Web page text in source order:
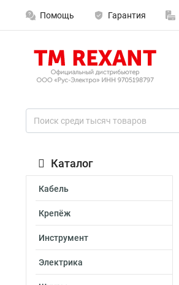
Помощь Гарантия
Каталог
Кабель
Крепёж
Инструмент
Электрика